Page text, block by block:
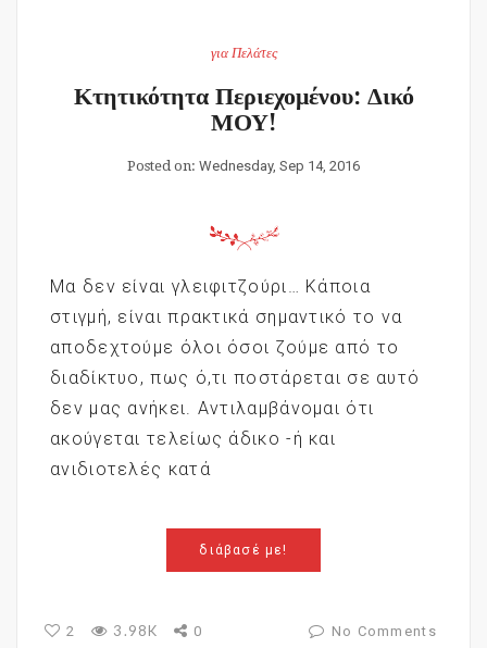
για Πελάτες
Κτητικότητα Περιεχομένου: Δικό
ΜΟΥ!
Posted on: Wednesday, Sep 14, 2016
Μα δεν είναι γλειφιτζούρι… Κάποια
στιγμή, είναι πρακτικά σημαντικό το να
αποδεχτούμε όλοι όσοι ζούμε από το
διαδίκτυο, πως ό,τι ποστάρεται σε αυτό
δεν μας ανήκει. Αντιλαμβάνομαι ότι
ακούγεται τελείως άδικο -ή και
ανιδιοτελές κατά
διάβασέ με!
2 3.98K 0 No Comments